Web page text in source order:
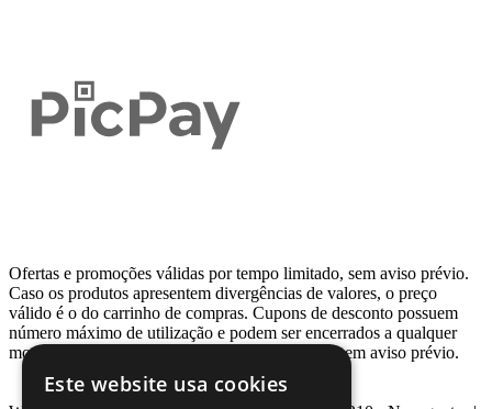
Ofertas e promoções válidas por tempo limitado, sem aviso prévio.
Caso os produtos apresentem divergências de valores, o preço
válido é o do carrinho de compras. Cupons de desconto possuem
número máximo de utilização e podem ser encerrados a qualquer
momento, de acordo com sua disponibilidade e sem aviso prévio.
Este website usa cookies